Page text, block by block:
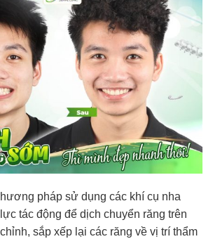
pháp sử dụng các khí cụ nha
tác động để dịch chuyển răng trên
sắp xếp lại các răng về vị trí thẩm